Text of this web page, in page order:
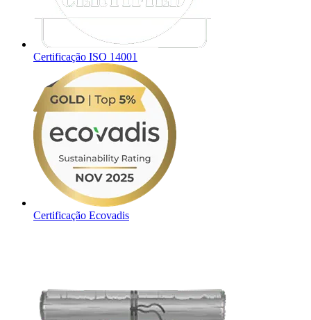
Certificação ISO 14001
Certificação Ecovadis